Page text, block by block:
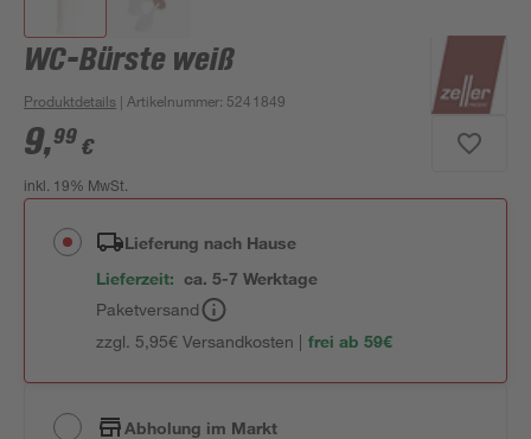
WC-Bürste weiß
Produktdetails | Artikelnummer: 5241849
9,99 €
inkl. 19% MwSt.
Lieferung nach Hause
Lieferzeit: ca. 5-7 Werktage
Paketversand
zzgl. 5,95€ Versandkosten | frei ab 59€
Abholung im Markt